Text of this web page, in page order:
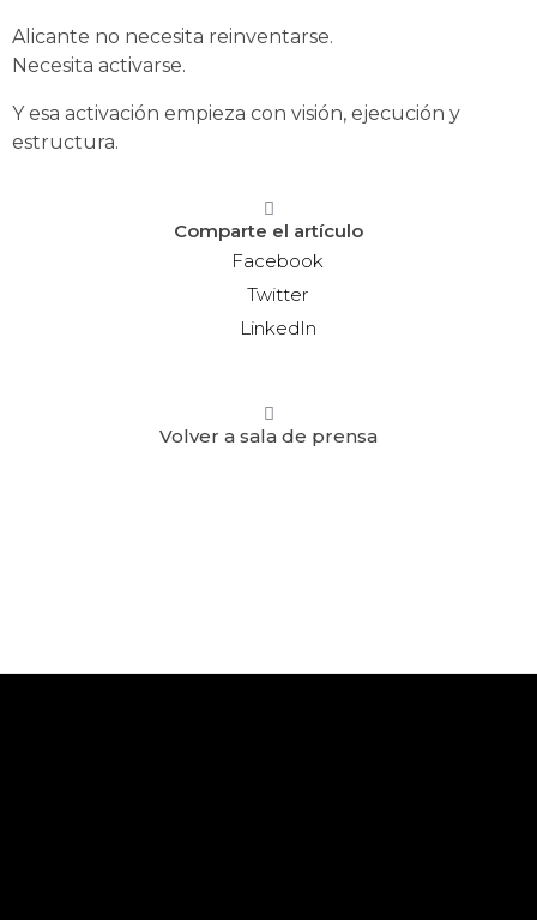
Alicante no necesita reinventarse.
Necesita activarse.
Y esa activación empieza con visión, ejecución y
estructura.
Comparte el artículo
Facebook
Twitter
LinkedIn
Volver a sala de prensa